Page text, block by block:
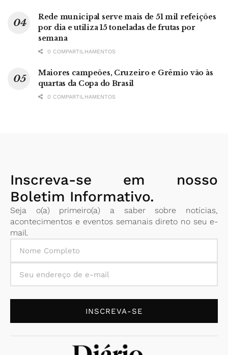
Rede municipal serve mais de 51 mil refeições
por dia e utiliza 15 toneladas de frutas por
semana
0 COMPARTILHAMENTOS
Maiores campeões, Cruzeiro e Grêmio vão às
quartas da Copa do Brasil
0 COMPARTILHAMENTOS
Inscreva-se em nosso
Boletim Informativo.
Seja o(a) primeiro(a) a saber sobre notícias,
acontecimentos e eventos semanais direto no seu e-
mail.
INSCREVA-SE